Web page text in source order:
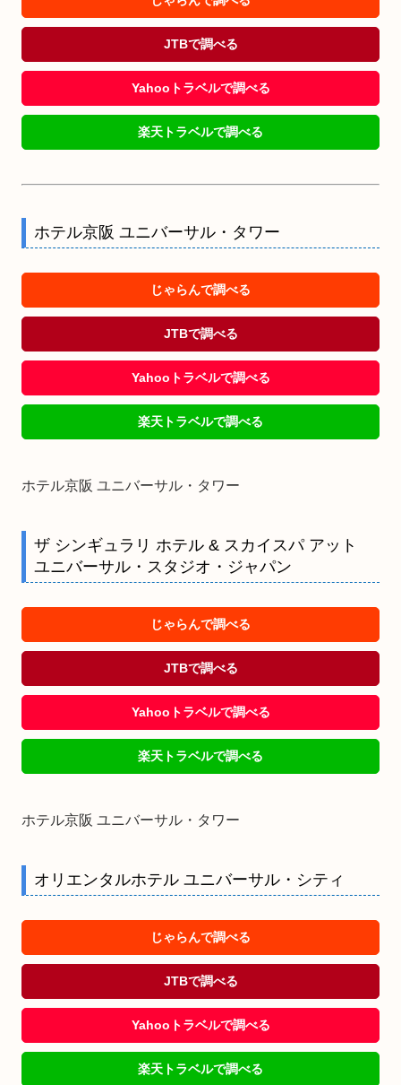
JTBで調べる
Yahooトラベルで調べる
楽天トラベルで調べる
ホテル京阪 ユニバーサル・タワー
じゃらんで調べる
JTBで調べる
Yahooトラベルで調べる
楽天トラベルで調べる
ホテル京阪 ユニバーサル・タワー
ザ シンギュラリ ホテル & スカイスパ アット
ユニバーサル・スタジオ・ジャパン
じゃらんで調べる
JTBで調べる
Yahooトラベルで調べる
楽天トラベルで調べる
ホテル京阪 ユニバーサル・タワー
オリエンタルホテル ユニバーサル・シティ
じゃらんで調べる
JTBで調べる
Yahooトラベルで調べる
楽天トラベルで調べる